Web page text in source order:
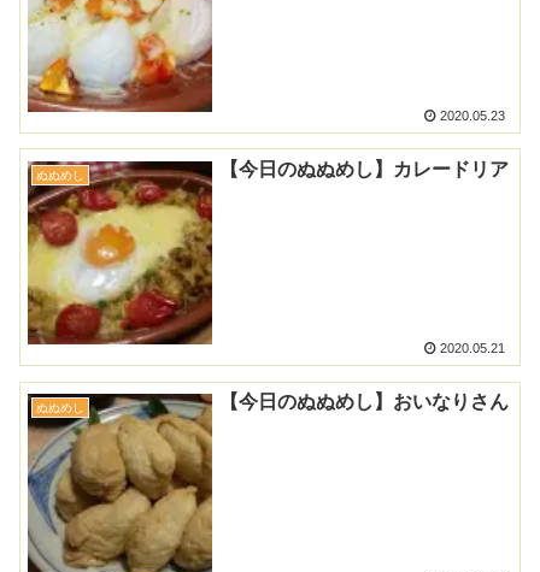
2020.05.23
ぬぬめし 【今日のぬぬめし】カレードリア
2020.05.21
ぬぬめし 【今日のぬぬめし】おいなりさん